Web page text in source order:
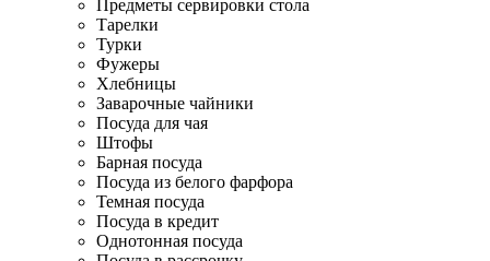
Предметы сервировки стола
Тарелки
Турки
Фужеры
Хлебницы
Заварочные чайники
Посуда для чая
Штофы
Барная посуда
Посуда из белого фарфора
Темная посуда
Посуда в кредит
Однотонная посуда